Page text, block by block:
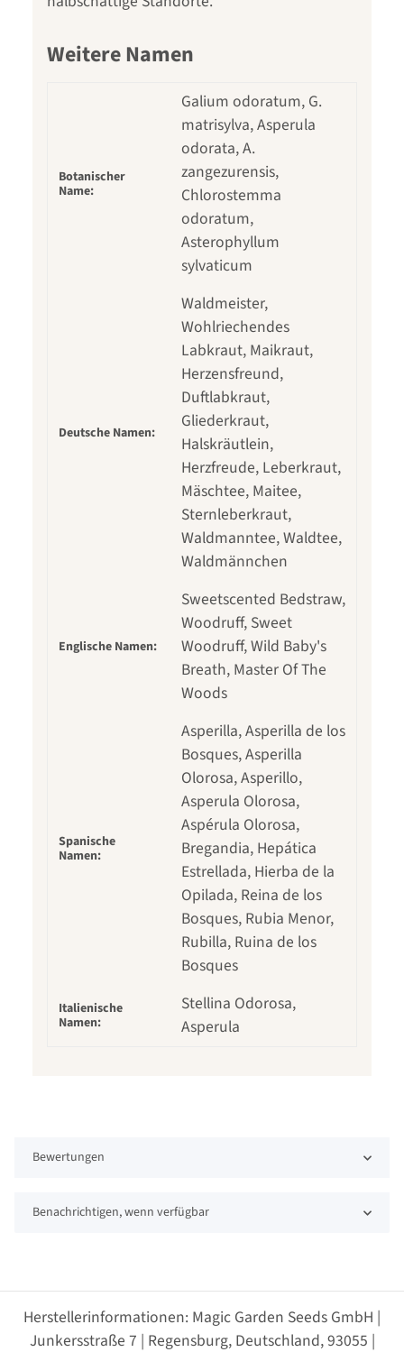
Weitere Namen
Botanischer
Name:
Galium odoratum, G.
matrisylva, Asperula
odorata, A.
zangezurensis,
Chlorostemma
odoratum,
Asterophyllum
sylvaticum
Deutsche Namen:
Waldmeister,
Wohlriechendes
Labkraut, Maikraut,
Herzensfreund,
Duftlabkraut,
Gliederkraut,
Halskräutlein,
Herzfreude, Leberkraut,
Mäschtee, Maitee,
Sternleberkraut,
Waldmanntee, Waldtee,
Waldmännchen
Englische Namen:
Sweetscented Bedstraw,
Woodruff, Sweet
Woodruff, Wild Baby's
Breath, Master Of The
Woods
Spanische
Namen:
Asperilla, Asperilla de los
Bosques, Asperilla
Olorosa, Asperillo,
Asperula Olorosa,
Aspérula Olorosa,
Bregandia, Hepática
Estrellada, Hierba de la
Opilada, Reina de los
Bosques, Rubia Menor,
Rubilla, Ruina de los
Bosques
Italienische
Namen:
Stellina Odorosa,
Asperula
Bewertungen
Benachrichtigen, wenn verfügbar
Herstellerinformationen: Magic Garden Seeds GmbH |
Junkersstraße 7 | Regensburg, Deutschland, 93055 |